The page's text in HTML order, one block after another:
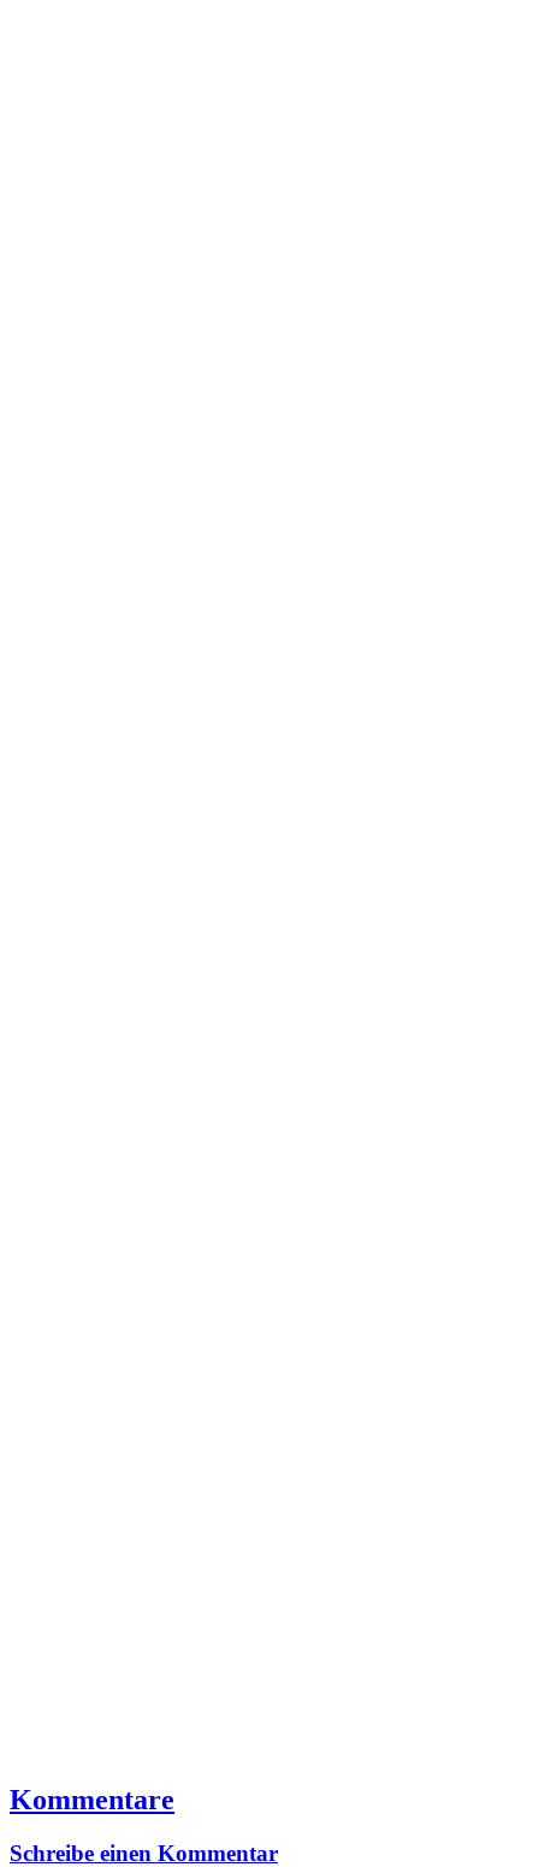
Kommentare
Schreibe einen Kommentar